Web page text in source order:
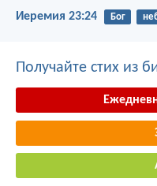
Иеремия 23:24 Бог
Получайте стих из